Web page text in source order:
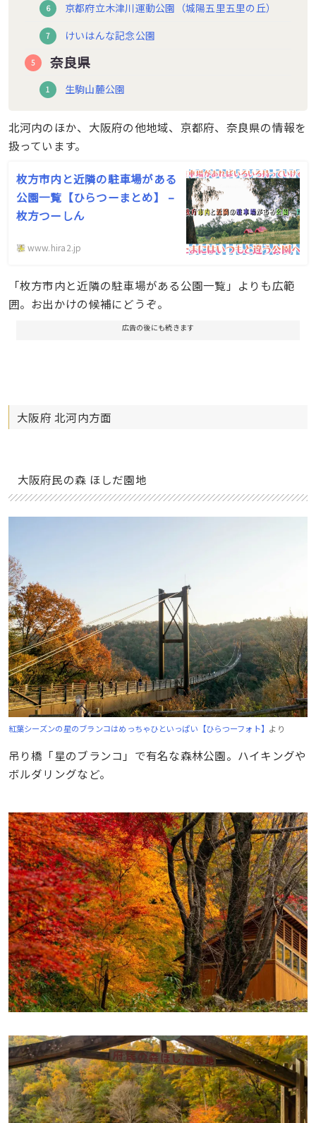
京都府立木津川運動公園（城陽五里五里の丘）
けいはんな記念公園
奈良県
生駒山麓公園
北河内のほか、大阪府の他地域、京都府、奈良県の情報を
扱っています。
枚方市内と近隣の駐車場がある
公園一覧【ひらつーまとめ】 –
枚方つーしん
www.hira2.jp
「枚方市内と近隣の駐車場がある公園一覧」よりも広範
囲。お出かけの候補にどうぞ。
広告の後にも続きます
大阪府 北河内方面
大阪府民の森 ほしだ園地
紅葉シーズンの星のブランコはめっちゃひといっぱい【ひらつーフォト】 より
吊り橋「星のブランコ」で有名な森林公園。ハイキングや
ボルダリングなど。